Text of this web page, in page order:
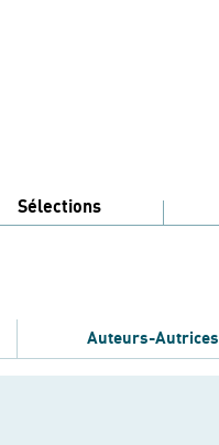
Sélections
Auteurs-Autrices